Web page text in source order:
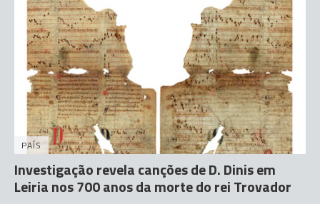
PAÍS
Investigação revela canções de D. Dinis em
Leiria nos 700 anos da morte do rei Trovador